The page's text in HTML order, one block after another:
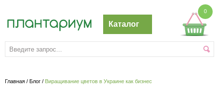
Каталог
0
Главная / Блог / Виращивание цветов в Украине как бизнес